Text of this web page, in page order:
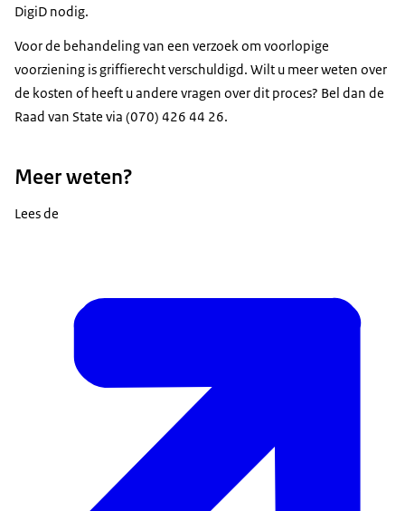
DigiD nodig.
Voor de behandeling van een verzoek om voorlopige
voorziening is griffierecht verschuldigd. Wilt u meer weten over
de kosten of heeft u andere vragen over dit proces? Bel dan de
Raad van State via (070) 426 44 26.
Meer weten?
Lees de